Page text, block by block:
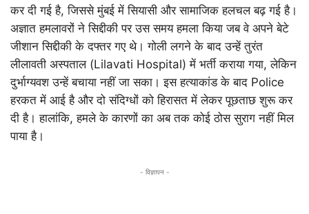
कर दी गई है, जिससे मुंबई में सियासी और सामाजिक हलचल बढ़ गई है।
अज्ञात हमलावरों ने सिद्दीकी पर उस समय हमला किया जब वे अपने बेटे
जीशान सिद्दीकी के दफ्तर गए थे। गोली लगने के बाद उन्हें तुरंत
लीलावती अस्पताल (Lilavati Hospital) में भर्ती कराया गया, लेकिन
दुर्भाग्यवश उन्हें बचाया नहीं जा सका।इस हत्याकांड के बाद Police
हरकत में आई है और दो संदिग्धों को हिरासत में लेकर पूछताछ शुरू कर
दी है। हालांकि, हमले के कारणों का अब तक कोई ठोस सुराग नहीं मिल
पाया है।
- विज्ञापन -